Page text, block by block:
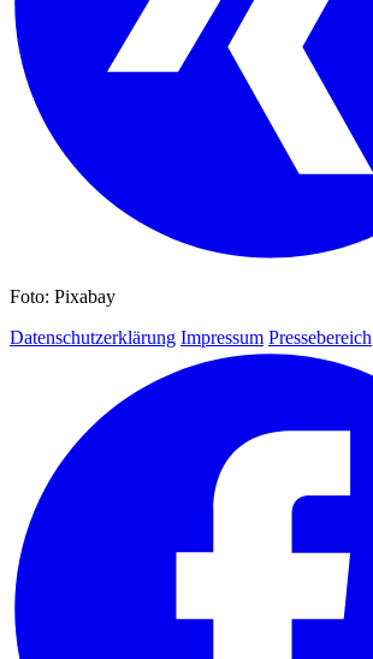
Foto: Pixabay
Datenschutzerklärung Impressum Pressebereich